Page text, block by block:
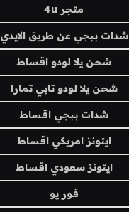
متجر 4u
شدات ببجي عن طريق الايدي
شحن يلا لودو اقساط
شحن يلا لودو تابي تمارا
شدات ببجي اقساط
ايتونز امريكي اقساط
ايتونز سعودي اقساط
فور يو